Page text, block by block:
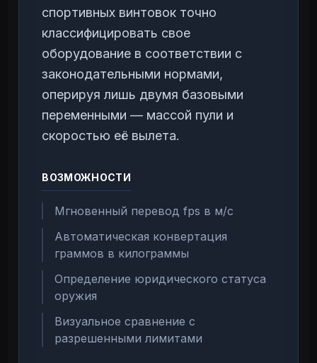
спортивных винтовок точно
классифицировать свое
оборудование в соответствии с
законодательными нормами,
оперируя лишь двумя базовыми
переменными — массой пули и
скоростью её вылета.
ВОЗМОЖНОСТИ
Мгновенный перевод fps в м/с
Автоматическая конвертация
граммов в килограммы
Определение юридического статуса
оружия
Визуальное сравнение с
разрешенными лимитами